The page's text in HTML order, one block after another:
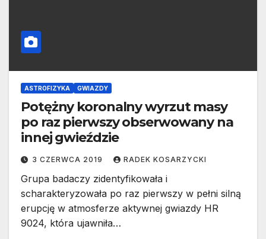
ASTROFIZYKA GWIAZDY
Potężny koronalny wyrzut masy
po raz pierwszy obserwowany na
innej gwieździe
3 CZERWCA 2019 RADEK KOSARZYCKI
Grupa badaczy zidentyfikowała i
scharakteryzowała po raz pierwszy w pełni silną
erupcję w atmosferze aktywnej gwiazdy HR
9024, która ujawniła…